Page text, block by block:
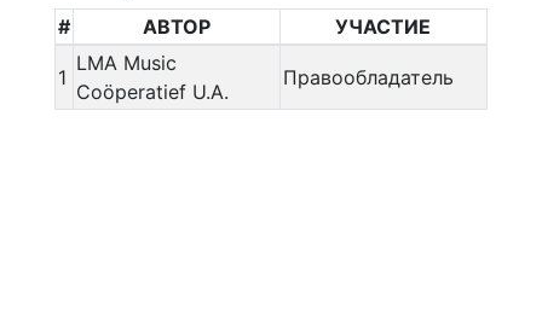
# АВТОР УЧАСТИЕ
1
LMA Music
Coöperatief U.A.
Правообладатель